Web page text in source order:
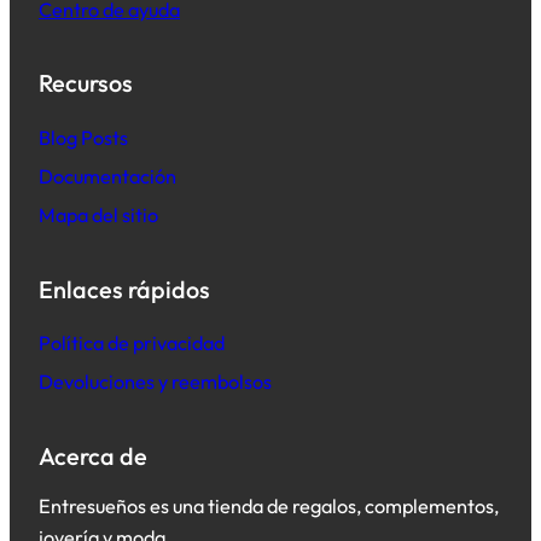
Centro de ayuda
Recursos
Blog Posts
Documentación
Mapa del sitio
Enlaces rápidos
Política de privacidad
Devoluciones y reembolsos
Acerca de
Entresueños es una tienda de regalos, complementos,